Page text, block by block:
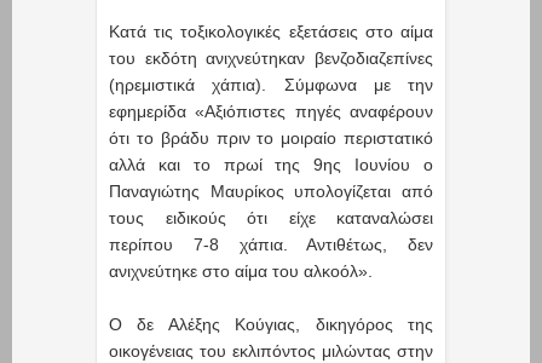
Κατά τις τοξικολογικές εξετάσεις στο αίμα
του εκδότη ανιχνεύτηκαν βενζοδιαζεπίνες
(ηρεμιστικά χάπια). Σύμφωνα με την
εφημερίδα «Αξιόπιστες πηγές αναφέρουν
ότι το βράδυ πριν το μοιραίο περιστατικό
αλλά και το πρωί της 9ης Ιουνίου ο
Παναγιώτης Μαυρίκος υπολογίζεται από
τους ειδικούς ότι είχε καταναλώσει
περίπου 7-8 χάπια. Αντιθέτως, δεν
ανιχνεύτηκε στο αίμα του αλκοόλ».
Ο δε Αλέξης Κούγιας, δικηγόρος της
οικογένειας του εκλιπόντος μιλώντας στην